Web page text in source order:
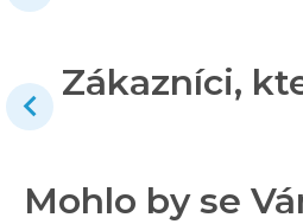
Zákazníci,
Mohlo by se